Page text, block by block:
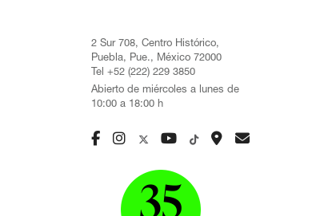
2 Sur 708, Centro Histórico,
Puebla, Pue., México 72000
Tel +52 (222) 229 3850
Abierto de miércoles a lunes de
10:00 a 18:00 h